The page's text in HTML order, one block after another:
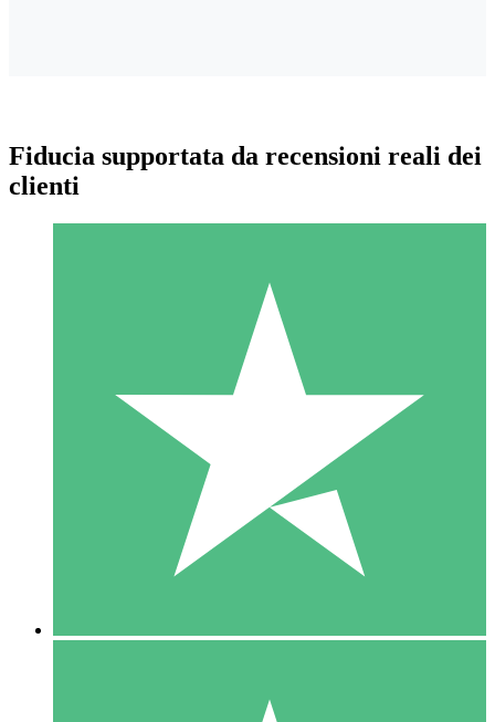
Pacchetti di Crediti Individuali
Paga a consumo con crediti di download. Nessun impegno
1 Download
10
US$1500
Fiducia supportata da recensioni reali dei
clienti